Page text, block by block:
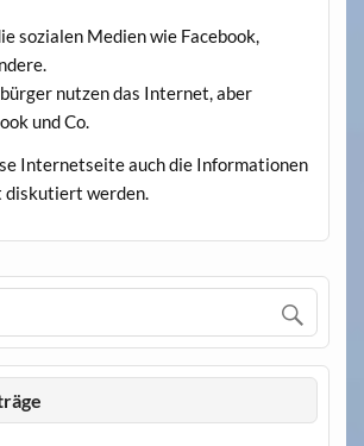
sozialen Medien wie Facebook,
nutzen das Internet, aber
und Co.
Internetseite auch die Informationen
diskutiert werden.